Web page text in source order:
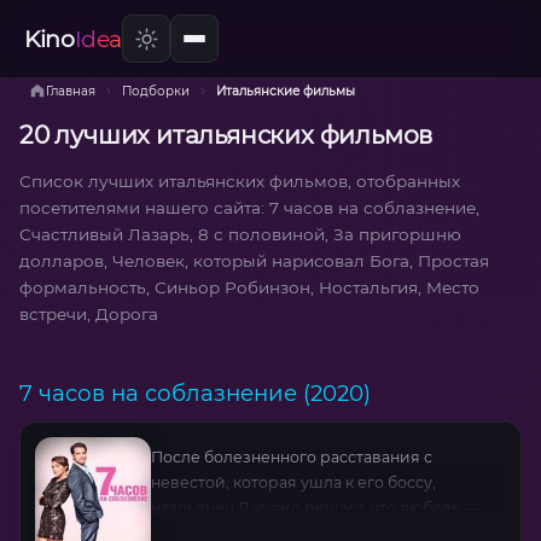
KinoIdea
Главная › Подборки › Итальянские фильмы
20 лучших итальянских фильмов
Список лучших итальянских фильмов, отобранных
посетителями нашего сайта: 7 часов на соблазнение,
Счастливый Лазарь, 8 с половиной, За пригоршню
долларов, Человек, который нарисовал Бога, Простая
формальность, Синьор Робинзон, Ностальгия, Место
встречи, Дорога
7 часов на соблазнение (2020)
После болезненного расставания с
невестой, которая ушла к его боссу,